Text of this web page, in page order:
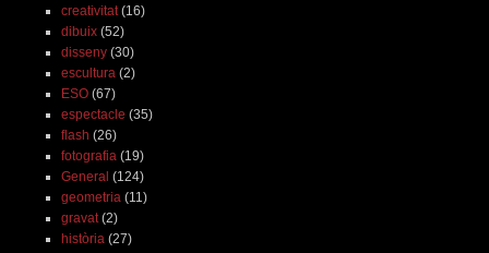
creativitat(16)
dibuix(52)
disseny(30)
escultura(2)
ESO(67)
espectacle (35)
flash (26)
fotografia(19)
General (124)
geometria(11)
gravat(2)
història(27)